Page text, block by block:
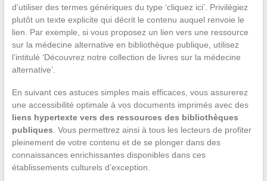
d’utiliser des termes génériques du type ‘cliquez ici’. Privilégiez
plutôt un texte explicite qui décrit le contenu auquel renvoie le
lien. Par exemple, si vous proposez un lien vers une ressource
sur la médecine alternative en bibliothèque publique, utilisez
l’intitulé ‘Découvrez notre collection de livres sur la médecine
alternative’.
En suivant ces astuces simples mais efficaces, vous assurerez
une accessibilité optimale à vos documents imprimés avec des
liens hypertexte vers des ressources des bibliothèques
publiques . Vous permettrez ainsi à tous les lecteurs de profiter
pleinement de votre contenu et de se plonger dans des
connaissances enrichissantes disponibles dans ces
établissements culturels d’exception.